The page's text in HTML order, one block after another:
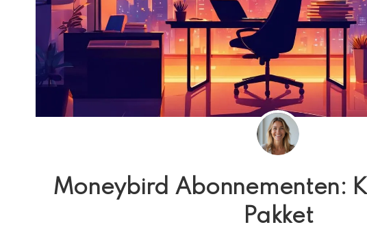
Moneybird Abonnementen:
Pakket